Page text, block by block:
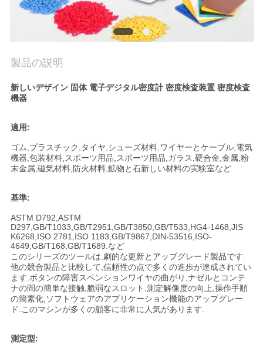
さ
い
引
用
要
求
し
な
さ
製品の説明
新しいデザイン 固体 電子デジタル密度計 密度検査装置 密度検査
機器
適用:
ゴム,プラスチック,タイヤ,シューズ材料,ワイヤーとケーブル,電気
機器,包装材料,スポーツ用品,スポーツ用品,ガラス,硬合金,金属,粉
末金属,磁気材料,防火材料,鉱物と石新しい材料の実験室など
基準:
ASTM D792,ASTM
D297,GB/T1033,GB/T2951,GB/T3850,GB/T533,HG4-1468,JIS
K6268,ISO 2781,ISO 1183,GB/T9867,DIN-53516,ISO-
4649,GB/T168,GB/T1689.など
このシリーズのツールは,劇的な更新とアップグレード製品です.
他の競合製品と比較して,信頼性の点で多くの進歩が達成されてい
ます.ボタンの障害スペンションワイヤの曲がり,ナゼルとコンテ
ナの間の簡単な接触,脆弱なスロット,測定解像度の向上,操作手順
の簡素化,ソフトウェアのアプリケーション機能のアップグレー
ド.このマシンが多くの顧客に非常に人気があります.
測定型: